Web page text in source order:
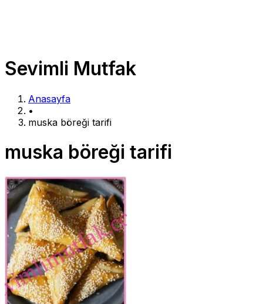
Sevimli Mutfak
Anasayfa
•
muska böreği tarifi
muska böreği tarifi